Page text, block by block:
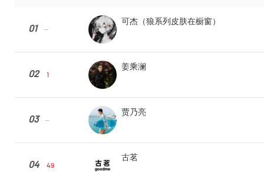
01 --
可杰（狼系列皮肤在橱窗）
02 1
姜乘澜
03 --
贾乃亮
04 49
古茗